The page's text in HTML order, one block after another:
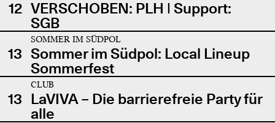
12 VERSCHOBEN: PLH | Support:
SGB
13
SOMMER IM SÜDPOL
Sommer im Südpol: Local Lineup
Sommerfest
13
CLUB
LaVIVA – Die barrierefreie Party für
alle